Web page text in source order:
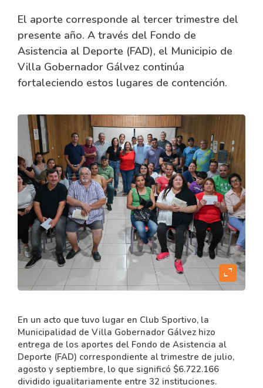
El aporte corresponde al tercer trimestre del
presente año. A través del Fondo de
Asistencia al Deporte (FAD), el Municipio de
Villa Gobernador Gálvez continúa
fortaleciendo estos lugares de contención.
expand_content
En un acto que tuvo lugar en Club Sportivo, la
Municipalidad de Villa Gobernador Gálvez hizo
entrega de los aportes del Fondo de Asistencia al
Deporte (FAD) correspondiente al trimestre de julio,
agosto y septiembre, lo que significó $6.722.166
dividido igualitariamente entre 32 instituciones.